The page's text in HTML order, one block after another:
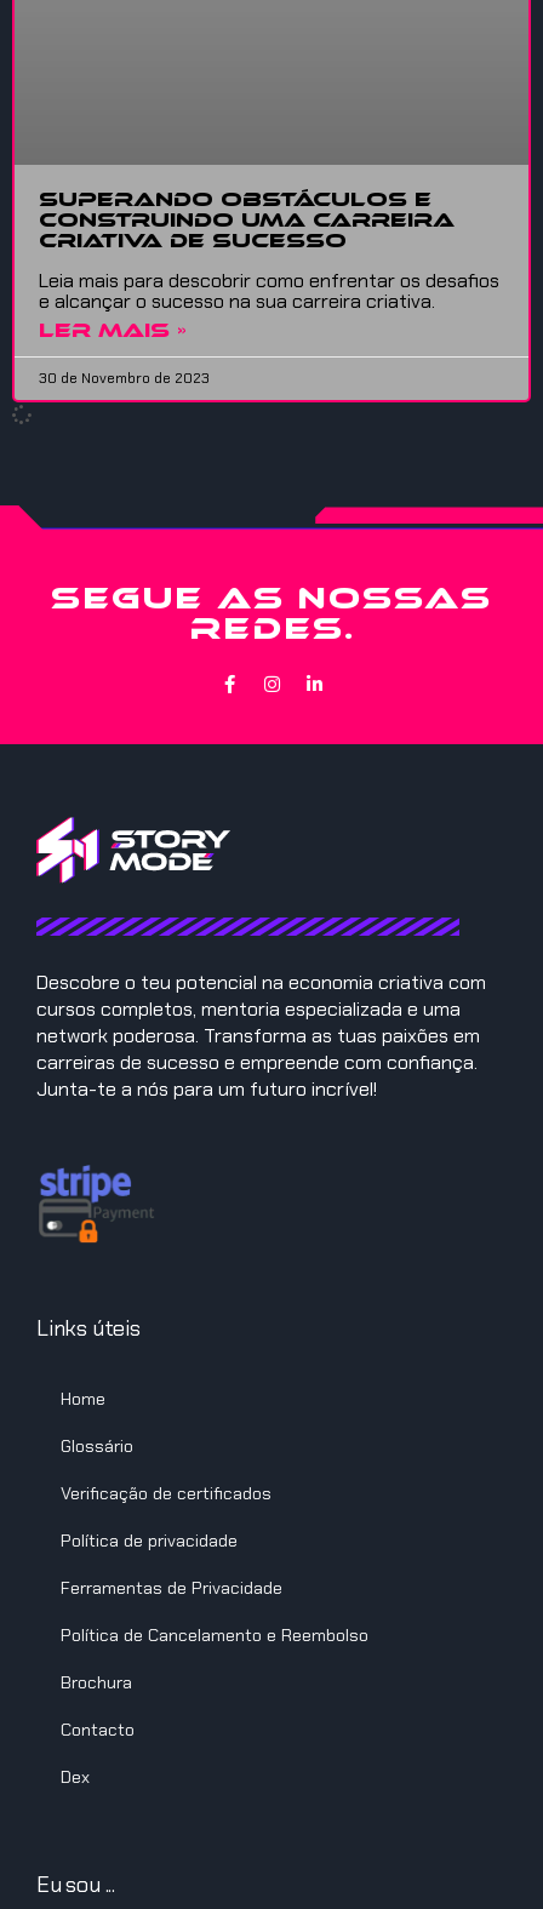
Superando Obstáculos e
Construindo uma Carreira
Criativa de Sucesso
Leia mais para descobrir como enfrentar os desafios
e alcançar o sucesso na sua carreira criativa.
LER MAIS »
30 de Novembro de 2023
SEGUE AS NOSSAS
REDES.
Descobre o teu potencial na economia criativa com
cursos completos, mentoria especializada e uma
network poderosa. Transforma as tuas paixões em
carreiras de sucesso e empreende com confiança.
Junta-te a nós para um futuro incrível!
Links úteis
Home
Glossário
Verificação de certificados
Política de privacidade
Ferramentas de Privacidade
Política de Cancelamento e Reembolso
Brochura
Contacto
Dex
Eu sou ...